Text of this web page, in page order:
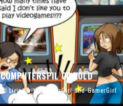
COMPUTERSPIL OG VOLD
Living with HipsterGirl and GamerGirl